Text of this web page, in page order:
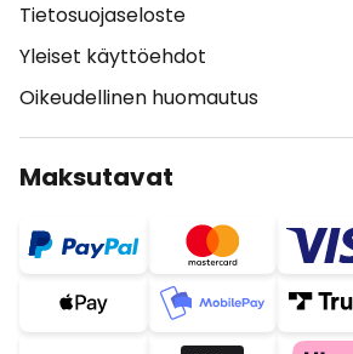
Tietosuojaseloste
Yleiset käyttöehdot
Oikeudellinen huomautus
Maksutavat